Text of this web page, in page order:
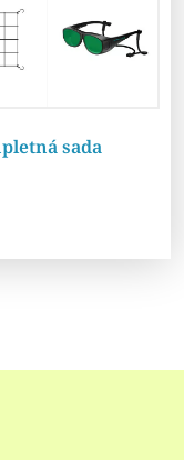
sada